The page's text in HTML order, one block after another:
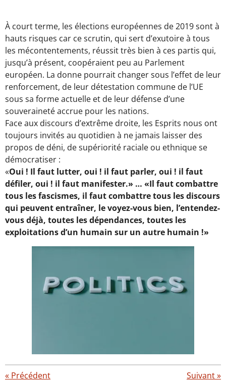
À court terme, les élections européennes de 2019 sont à
hauts risques car ce scrutin, qui sert d’exutoire à tous
les mécontentements, réussit très bien à ces partis qui,
jusqu’à présent, coopéraient peu au Parlement
européen. La donne pourrait changer sous l’effet de leur
renforcement, de leur détestation commune de l’UE
sous sa forme actuelle et de leur défense d’une
souveraineté accrue pour les nations.
Face aux discours d’extrême droite, les Esprits nous ont
toujours invités au quotidien à ne jamais laisser des
propos de déni, de supériorité raciale ou ethnique se
démocratiser :
«Oui ! Il faut lutter, oui ! il faut parler, oui ! il faut
défiler, oui ! il faut manifester.» … «Il faut combattre
tous les fascismes, il faut combattre tous les discours
qui peuvent entraîner, le voyez-vous bien, l’entendez-
vous déjà, toutes les dépendances, toutes les
exploitations d’un humain sur un autre humain !»
« Précédent Suivant»